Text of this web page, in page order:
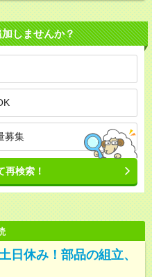
しませんか？
募集
再検索！
日休み！部品の組立、